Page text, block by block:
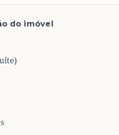
do imóvel